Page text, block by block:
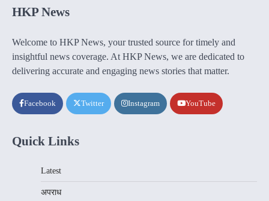
HKP News
Welcome to HKP News, your trusted source for timely and
insightful news coverage. At HKP News, we are dedicated to
delivering accurate and engaging news stories that matter.
Facebook Twitter Instagram YouTube
Quick Links
Latest
अपराध